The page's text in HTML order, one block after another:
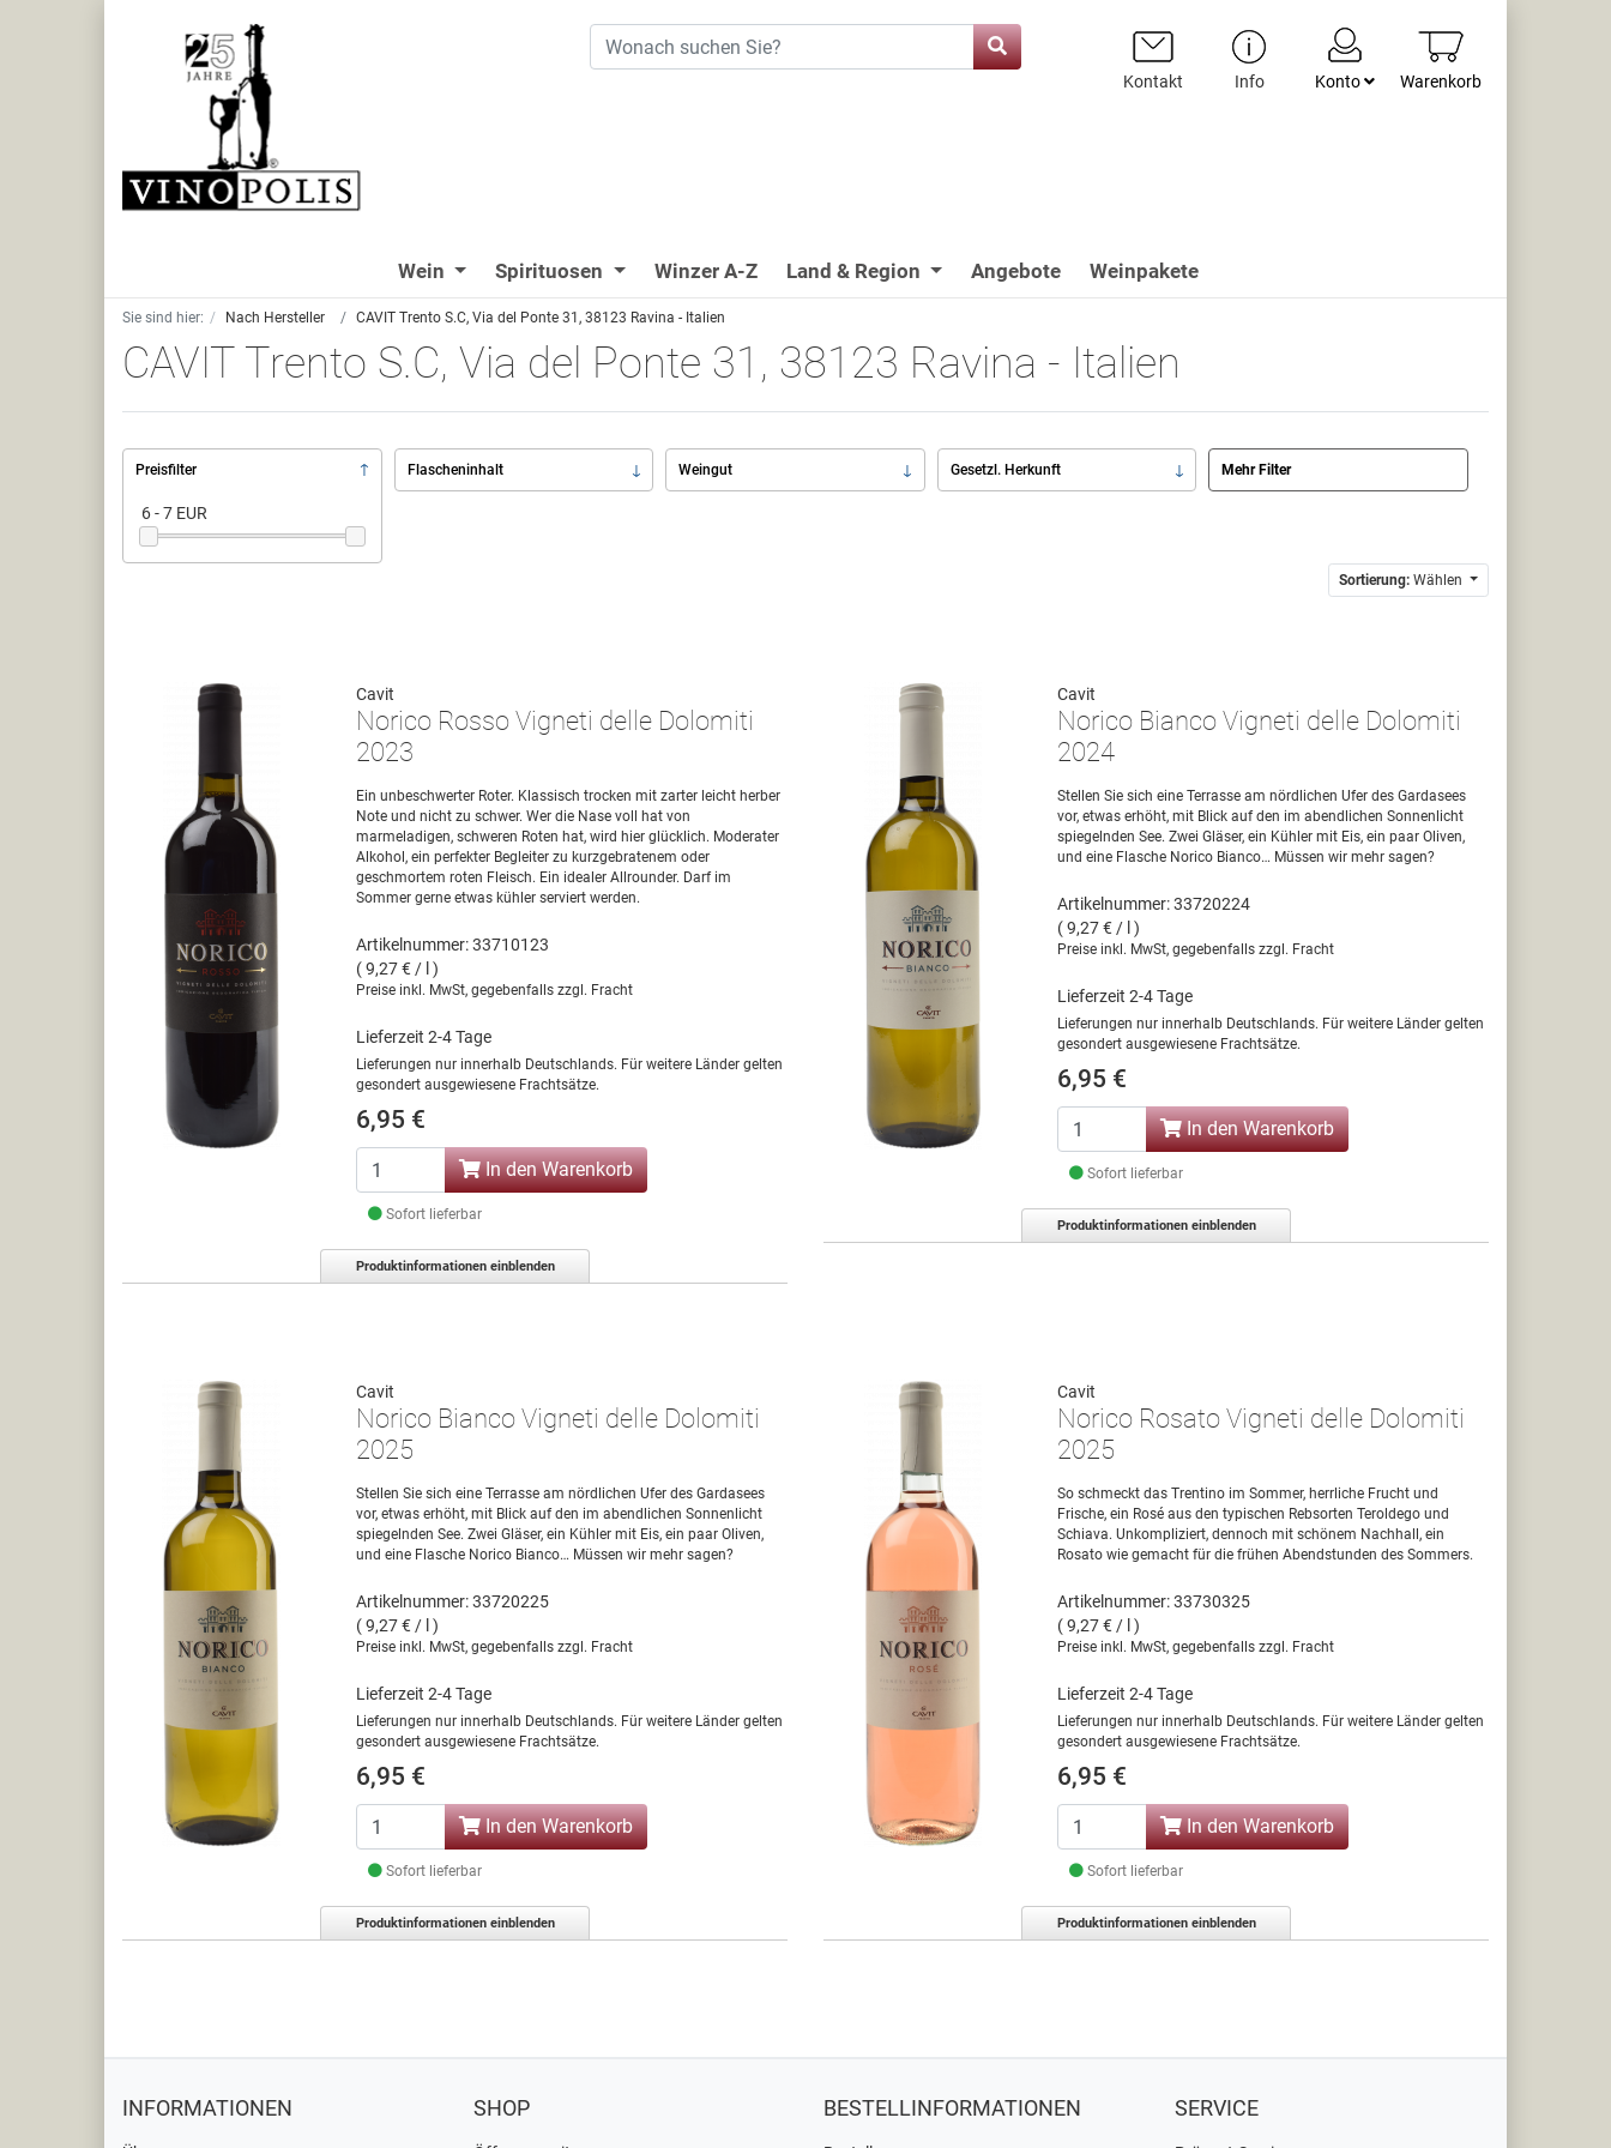
Warenkorb
Konto
Info
Kontakt
Wein Spirituosen Winzer A-Z Land & Region Angebote Weinpakete
Sie sind hier: Nach Hersteller CAVIT Trento S.C, Via del Ponte 31, 38123 Ravina - Italien
CAVIT Trento S.C, Via del Ponte 31, 38123 Ravina - Italien
Preisfilter
6 - 7 EUR
Flascheninhalt Weingut Gesetzl. Herkunft Mehr Filter
Sortierung: Wählen
Cavit
Norico Rosso Vigneti delle Dolomiti
2023
Ein unbeschwerter Roter. Klassisch trocken mit zarter leicht herber
Note und nicht zu schwer. Wer die Nase voll hat von
marmeladigen, schweren Roten hat, wird hier glücklich. Moderater
Alkohol, ein perfekter Begleiter zu kurzgebratenem oder
geschmortem roten Fleisch. Ein idealer Allrounder. Darf im
Sommer gerne etwas kühler serviert werden.
Artikelnummer: 33710123
( 9,27 € / l )
Preise inkl. MwSt, gegebenfalls zzgl. Fracht
Lieferzeit 2-4 Tage
Lieferungen nur innerhalb Deutschlands. Für weitere Länder gelten
gesondert ausgewiesene Frachtsätze.
6,95 €
In den Warenkorb
Sofort lieferbar
Produktinformationen einblenden
Cavit
Norico Bianco Vigneti delle Dolomiti
2024
Stellen Sie sich eine Terrasse am nördlichen Ufer des Gardasees
vor, etwas erhöht, mit Blick auf den im abendlichen Sonnenlicht
spiegelnden See. Zwei Gläser, ein Kühler mit Eis, ein paar Oliven,
und eine Flasche Norico Bianco… Müssen wir mehr sagen?
Artikelnummer: 33720224
( 9,27 € / l )
Preise inkl. MwSt, gegebenfalls zzgl. Fracht
Lieferzeit 2-4 Tage
Lieferungen nur innerhalb Deutschlands. Für weitere Länder gelten
gesondert ausgewiesene Frachtsätze.
6,95 €
In den Warenkorb
Sofort lieferbar
Produktinformationen einblenden
Cavit
Norico Bianco Vigneti delle Dolomiti
2025
Stellen Sie sich eine Terrasse am nördlichen Ufer des Gardasees
vor, etwas erhöht, mit Blick auf den im abendlichen Sonnenlicht
spiegelnden See. Zwei Gläser, ein Kühler mit Eis, ein paar Oliven,
und eine Flasche Norico Bianco… Müssen wir mehr sagen?
Artikelnummer: 33720225
( 9,27 € / l )
Preise inkl. MwSt, gegebenfalls zzgl. Fracht
Lieferzeit 2-4 Tage
Lieferungen nur innerhalb Deutschlands. Für weitere Länder gelten
gesondert ausgewiesene Frachtsätze.
6,95 €
In den Warenkorb
Sofort lieferbar
Produktinformationen einblenden
Cavit
Norico Rosato Vigneti delle Dolomiti
2025
So schmeckt das Trentino im Sommer, herrliche Frucht und
Frische, ein Rosé aus den typischen Rebsorten Teroldego und
Schiava. Unkompliziert, dennoch mit schönem Nachhall, ein
Rosato wie gemacht für die frühen Abendstunden des Sommers.
Artikelnummer: 33730325
( 9,27 € / l )
Preise inkl. MwSt, gegebenfalls zzgl. Fracht
Lieferzeit 2-4 Tage
Lieferungen nur innerhalb Deutschlands. Für weitere Länder gelten
gesondert ausgewiesene Frachtsätze.
6,95 €
In den Warenkorb
Sofort lieferbar
Produktinformationen einblenden
INFORMATIONEN SHOP BESTELLINFORMATIONEN SERVICE